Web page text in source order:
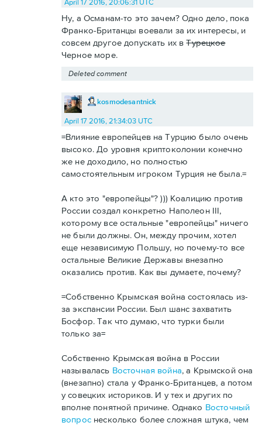
April 17 2016, 20:06:31 UTC
Ну, а Османам-то это зачем? Одно дело, пока
Франко-Британцы воевали за их интересы, и
совсем другое допускать их вТурецкое
Черное море.
Deleted comment
kosmodesantnick
April 17 2016, 21:34:03 UTC
=Влияние европейцев на Турцию было очень
высоко. До уровня криптоколонии конечно
же не доходило, но полностью
самостоятельным игроком Турция не была.=
А кто это "европейцы"? ))) Коалицию против
России создал конкретно Наполеон III,
которому все остальные "европейцы" ничего
не были должны. Он, между прочим, хотел
еще независимую Польшу, но почему-то все
остальные Великие Державы внезапно
оказались против. Как вы думаете, почему?
=Собственно Крымская война состоялась из-
за экспансии России. Был шанс захватить
Босфор. Так что думаю, что турки были
только за=
Собственно Крымская война в России
называлась Восточная война, а Крымской она
(внезапно) стала у Франко-Британцев, а потом
у совецких историков. И у тех и других по
вполне понятной причине. Однако Восточный
вопроснесколько более сложная штука, чем